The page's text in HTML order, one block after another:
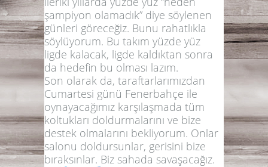
şampiyon olamadık” diye söylenen
günleri göreceğiz. Bunu rahatlıkla
söylüyorum. Bu takım yüzde yüz
ligde kalacak, ligde kaldıktan sonra
da hedefin bu olması lazım.
Son olarak da, taraftarlarımızdan
Cumartesi günü Fenerbahçe ile
oynayacağımız karşılaşmada tüm
koltukları doldurmalarını ve bize
destek olmalarını bekliyorum. Onlar
salonu doldursunlar, gerisini bize
bıraksınlar. Biz sahada savaşacağız.